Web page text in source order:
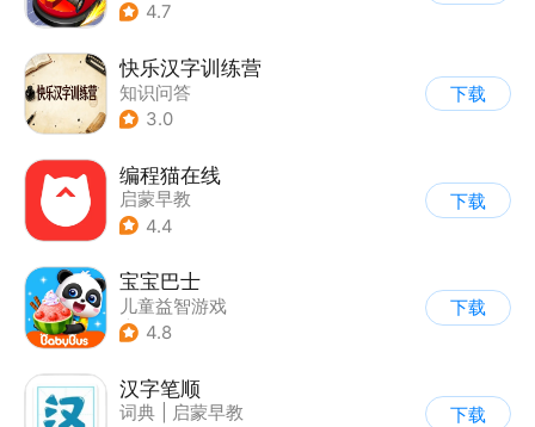
| 儿童游戏
4.7
快乐汉字训练营
知识问答
3.0
下载
编程猫在线
启蒙早教
4.4
下载
宝宝巴士
儿童益智游戏
| 启蒙早教
4.8
下载
汉字笔顺
词典
启蒙早教
下载